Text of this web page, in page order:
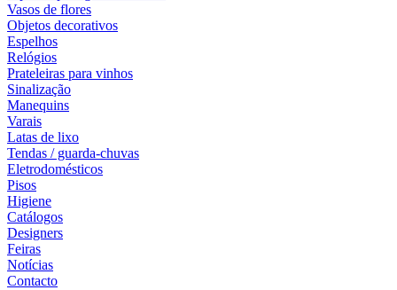
Vasos de flores
Objetos decorativos
Espelhos
Relógios
Prateleiras para vinhos
Sinalização
Manequins
Varais
Latas de lixo
Tendas / guarda-chuvas
Eletrodomésticos
Pisos
Higiene
Catálogos
Designers
Feiras
Notícias
Contacto